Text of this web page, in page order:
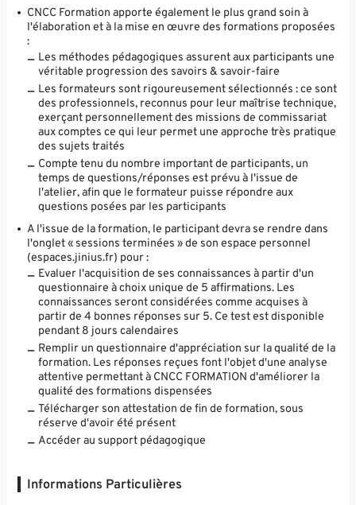
CNCC Formation apporte également le plus grand soin à
l'élaboration et à la mise en œuvre des formations proposées
:
Les méthodes pédagogiques assurent aux participants une
véritable progression des savoirs & savoir-faire
Les formateurs sont rigoureusement sélectionnés : ce sont
des professionnels, reconnus pour leur maîtrise technique,
exerçant personnellement des missions de commissariat
aux comptes ce qui leur permet une approche très pratique
des sujets traités
Compte tenu du nombre important de participants, un
temps de questions/réponses est prévu à l'issue de
l'atelier, afin que le formateur puisse répondre aux
questions posées par les participants
A l'issue de la formation, le participant devra se rendre dans
l'onglet « sessions terminées » de son espace personnel
(espaces.jinius.fr) pour :
Evaluer l'acquisition de ses connaissances à partir d'un
questionnaire à choix unique de 5 affirmations. Les
connaissances seront considérées comme acquises à
partir de 4 bonnes réponses sur 5. Ce test est disponible
pendant 8 jours calendaires
Remplir un questionnaire d'appréciation sur la qualité de la
formation. Les réponses reçues font l'objet d'une analyse
attentive permettant à CNCC FORMATION d'améliorer la
qualité des formations dispensées
Télécharger son attestation de fin de formation, sous
réserve d'avoir été présent
Accéder au support pédagogique
Informations Particulières